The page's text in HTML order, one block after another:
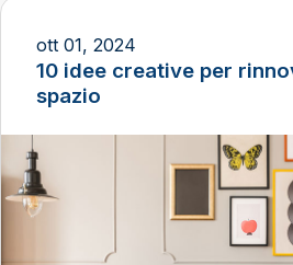
ott 01, 2024
10 idee creative per
spazio